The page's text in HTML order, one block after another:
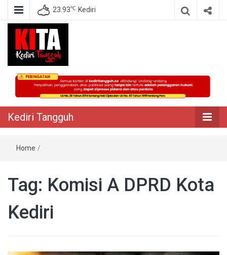
23.93℃ Kediri
Kediri Tangguh
Berita Akurat Terpercaya
Kediri Tangguh
Home /
Tag: Komisi A DPRD Kota
Kediri